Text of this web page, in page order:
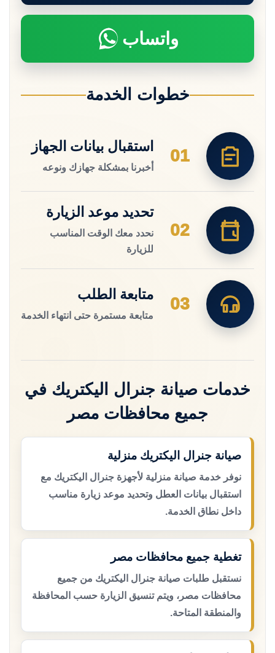
واتساب
خطوات الخدمة
01
استقبال بيانات الجهاز
أخبرنا بمشكلة جهازك ونوعه
02
تحديد موعد الزيارة
نحدد معك الوقت المناسب
للزيارة
03
متابعة الطلب
متابعة مستمرة حتى انتهاء الخدمة
خدمات صيانة جنرال اليكتريك في
جميع محافظات مصر
صيانة جنرال اليكتريك منزلية
نوفر خدمة صيانة منزلية لأجهزة جنرال اليكتريك مع
استقبال بيانات العطل وتحديد موعد زيارة مناسب
داخل نطاق الخدمة.
تغطية جميع محافظات مصر
نستقبل طلبات صيانة جنرال اليكتريك من جميع
محافظات مصر، ويتم تنسيق الزيارة حسب المحافظة
والمنطقة المتاحة.